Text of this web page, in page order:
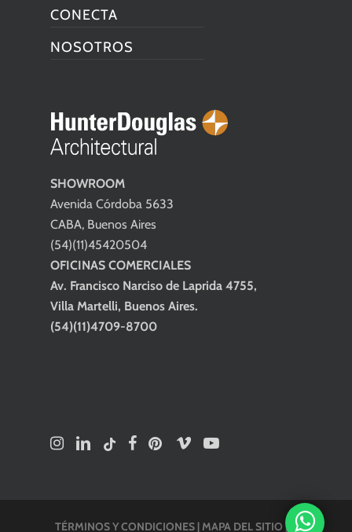
SHOWROOM
Avenida Córdoba 5633
CABA, Buenos Aires
(54)(11)45420504
OFICINAS COMERCIALES
Av. Francisco Narciso de Laprida 4755,
Villa Martelli, Buenos Aires.
(54)(11)4709-8700
CONECTA
NOSOTROS
TÉRMINOS Y CONDICIONES|MAPA DEL SITIO | ©